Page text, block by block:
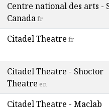
Centre national des arts -
Canadafr
Citadel Theatre fr
Citadel Theatre - Shoctor
Theatre en
Citadel Theatre - Maclab